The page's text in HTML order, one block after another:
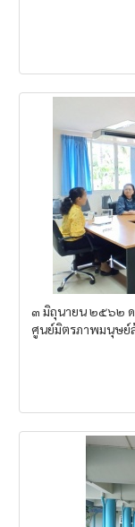
๓ มิถุนายน ๒๕๖๒ ด
ศูนย์มิตรภาพมนุษย์